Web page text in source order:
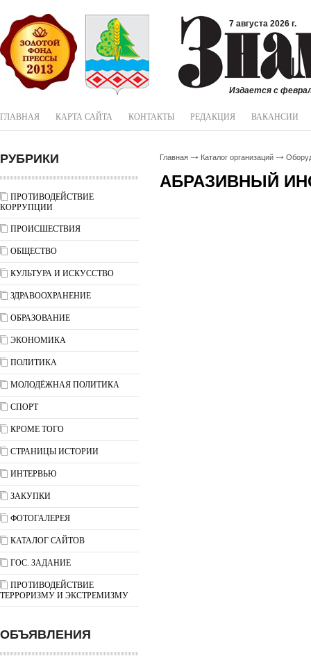
7 августа 2026 г.
Издается с
ГЛАВНАЯ КАРТА САЙТА КОНТАКТЫ РЕДАКЦИЯ ВАКАНСИИ
РУБРИКИ
ПРОТИВОДЕЙСТВИЕ
КОРРУПЦИИ
ПРОИСШЕСТВИЯ
ОБЩЕСТВО
КУЛЬТУРА И ИСКУССТВО
ЗДРАВООХРАНЕНИЕ
ОБРАЗОВАНИЕ
ЭКОНОМИКА
ПОЛИТИКА
МОЛОДЁЖНАЯ ПОЛИТИКА
СПОРТ
КРОМЕ ТОГО
СТРАНИЦЫ ИСТОРИИ
ИНТЕРВЬЮ
ЗАКУПКИ
ФОТОГАЛЕРЕЯ
КАТАЛОГ САЙТОВ
ГОС. ЗАДАНИЕ
ПРОТИВОДЕЙСТВИЕ
ТЕРРОРИЗМУ И ЭКСТРЕМИЗМУ
ОБЪЯВЛЕНИЯ
Главная Каталог организаций
АБРАЗИВНЫЙ